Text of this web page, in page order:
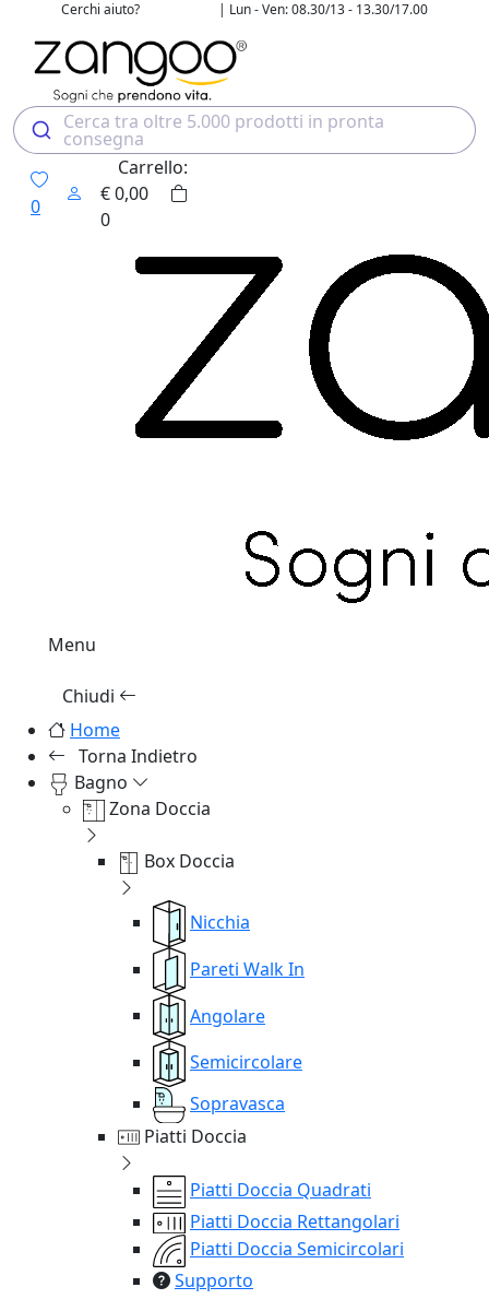
Cerchi aiuto? | Lun - Ven: 08.30/13 - 13.30/17.00
Cerca tra oltre 5.000 prodotti in pronta
consegna
0
Carrello:
€0,00
0
Menu
Chiudi
Home
Torna Indietro
Bagno
Zona Doccia
Box Doccia
Nicchia
Pareti Walk In
Angolare
Semicircolare
Sopravasca
Piatti Doccia
Piatti Doccia Quadrati
Piatti Doccia Rettangolari
Piatti Doccia Semicircolari
Supporto